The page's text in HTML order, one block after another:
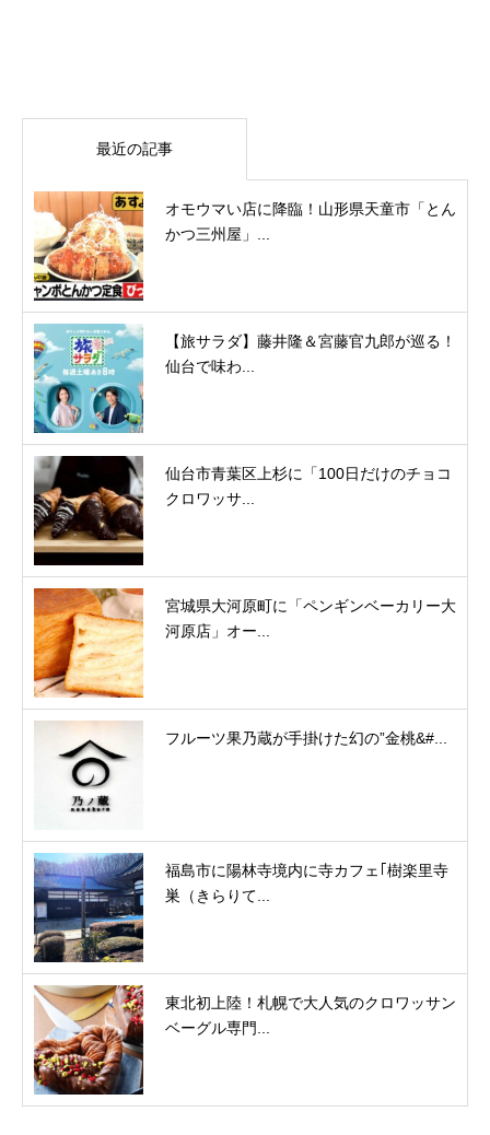
最近の記事
オモウマい店に降臨！山形県天童市「とん
かつ三州屋」...
【旅サラダ】藤井隆＆宮藤官九郎が巡る！
仙台で味わ...
仙台市青葉区上杉に「100日だけのチョコ
クロワッサ...
宮城県大河原町に「ペンギンベーカリー大
河原店」オー...
フルーツ果乃蔵が手掛けた幻の”金桃&#...
福島市に陽林寺境内に寺カフェ｢樹楽里寺
巣（きらりて...
東北初上陸！札幌で大人気のクロワッサン
ベーグル専門...